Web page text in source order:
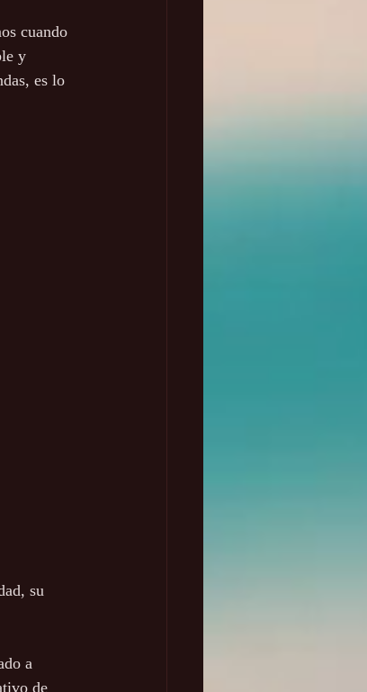
cuando
y
es lo
su
a
de